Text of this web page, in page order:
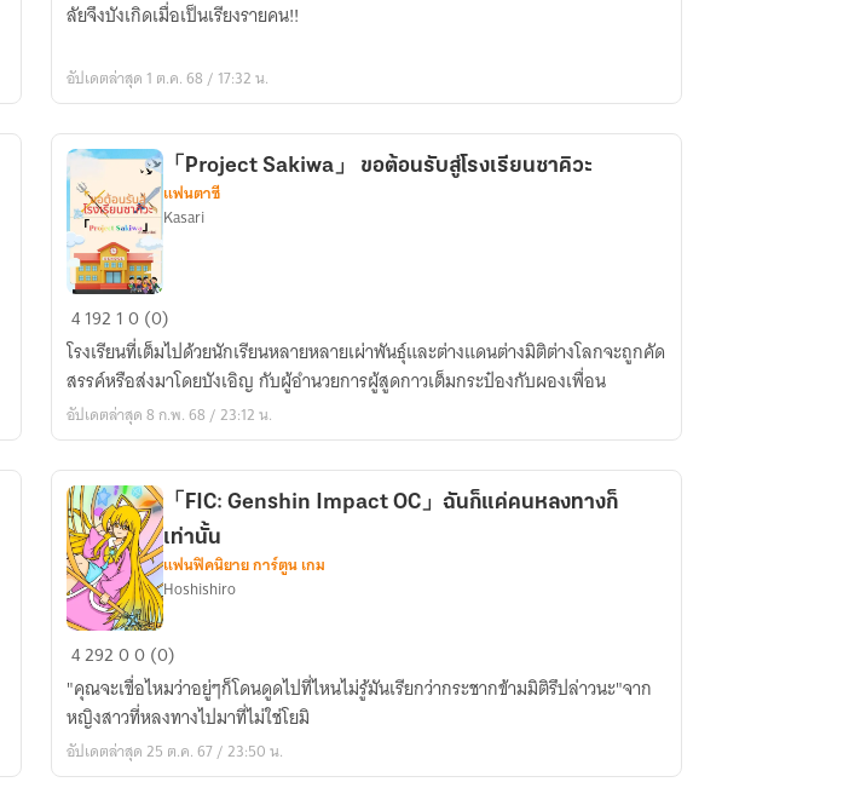
เป็น
วัน
ลัยจึงบังเกิดเมื่อเป็นเรียงรายคน!!
อัปเดตล่าสุด 1 ต.ค. 68 / 17:32 น.
「Project
Sakiwa」
ขอ
ต้อนรับ
สู่
ซา
คิวะ
「Project Sakiwa」 ขอต้อนรับสู่โรงเรียนซาคิวะ
แฟนตาซี
Kasari
4192 10 (0)
โรงเรียนที่เต็มไปด้วยนักเรียนหลายหลายเผ่าพันธุ์และต่างแดนต่างมิติต่างโลกจะถูกคัด
สรรค์หรือส่งมาโดยบังเอิญ กับผู้อำนวยการผู้สูดกาวเต็มกระป๋องกับผองเพื่อน
อัปเดตล่าสุด 8 ก.พ. 68 / 23:12 น.
「FIC:
Genshin
Impact
OC」
ฉัน
「FIC: Genshin Impact OC」ฉันก็แค่คนหลงทางก็
เท่านั้น
แฟนฟิคนิยาย การ์ตูน เกม
Hoshishiro
429200 (0)
"คุณจะเขื่อไหมว่าอยู่ๆก็โดนดูดไปที่ไหนไม่รู้มันเรียกว่ากระชากข้ามมิติรึปล่าวนะ"จาก
หญิงสาวที่หลงทางไปมาที่ไม่ใช่โยมิ
อัปเดตล่าสุด 25 ต.ค. 67 / 23:50 น.